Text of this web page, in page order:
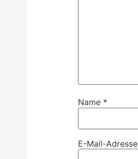
Name *
E-Mail-Adresse